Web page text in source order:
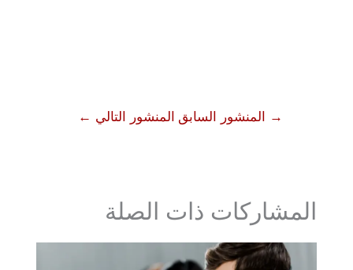
→ المنشور السابق المنشور التالي ←
المشاركات ذات الصلة